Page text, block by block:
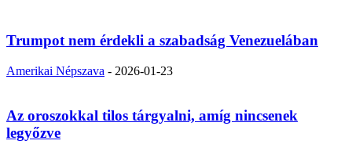
Trumpot nem érdekli a szabadság Venezuelában
Amerikai Népszava - 2026-01-23
Az oroszokkal tilos tárgyalni, amíg nincsenek
legyőzve